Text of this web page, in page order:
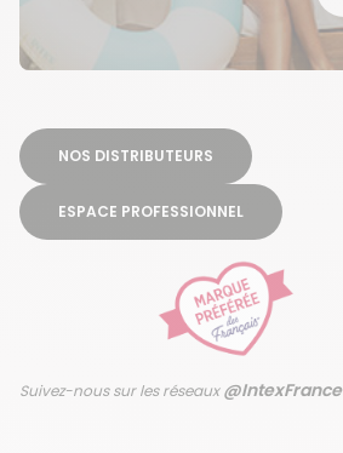
NOS DISTRIBUTEURS
ESPACE PROFESSIONNEL
Suivez-nous sur les réseaux@IntexFrance